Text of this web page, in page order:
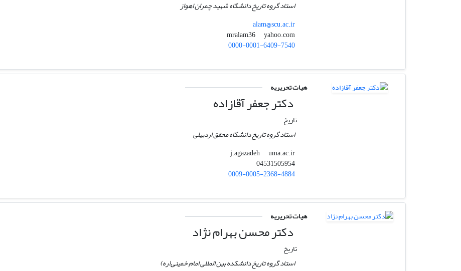
استاد گروه تاریخ دانشگاه شهید چمران اهواز
alam@scu.ac.ir
yahoo.com
0000-0001-6409-7540
هیات تحریریه
دکتر جعفر آقازاده
تاریخ
استاد گروه تاریخ دانشگاه محقق اردبیلی
uma.ac.ir
0009-0005-2368-4884
هیات تحریریه
دکتر محسن بهرام نژاد
تاریخ
استاد گروه تاریخ دانشکده بین المللی امام خمینی(ره)